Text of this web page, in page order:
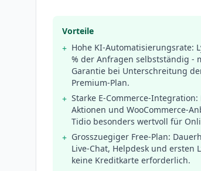
Vorteile
+ Hohe KI-Automatisierungsrate:
% der Anfragen selbstständig -
Garantie bei Unterschreitung
Premium-Plan.
+ Starke E-Commerce-Integration:
Aktionen und WooCommerce-
Tidio besonders wertvoll für
+ Grosszuegiger Free-Plan:
Live-Chat, Helpdesk und ersten
keine Kreditkarte erforderlich.